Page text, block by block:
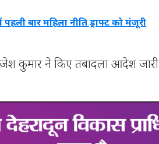
बार महिला नीति ड्राफ्ट को मंजूरी
कुमार ने किए तबादला आदेश जारी